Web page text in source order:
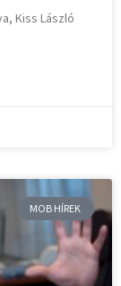
Kiss László
MOB HÍREK